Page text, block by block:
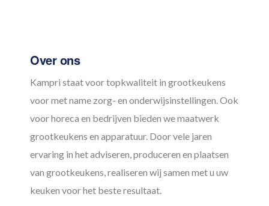
Over ons
Kampri staat voor topkwaliteit in grootkeukens
voor met name zorg- en onderwijsinstellingen. Ook
voor horeca en bedrijven bieden we maatwerk
grootkeukens en apparatuur. Door vele jaren
ervaring in het adviseren, produceren en plaatsen
van grootkeukens, realiseren wij samen met u uw
keuken voor het beste resultaat.